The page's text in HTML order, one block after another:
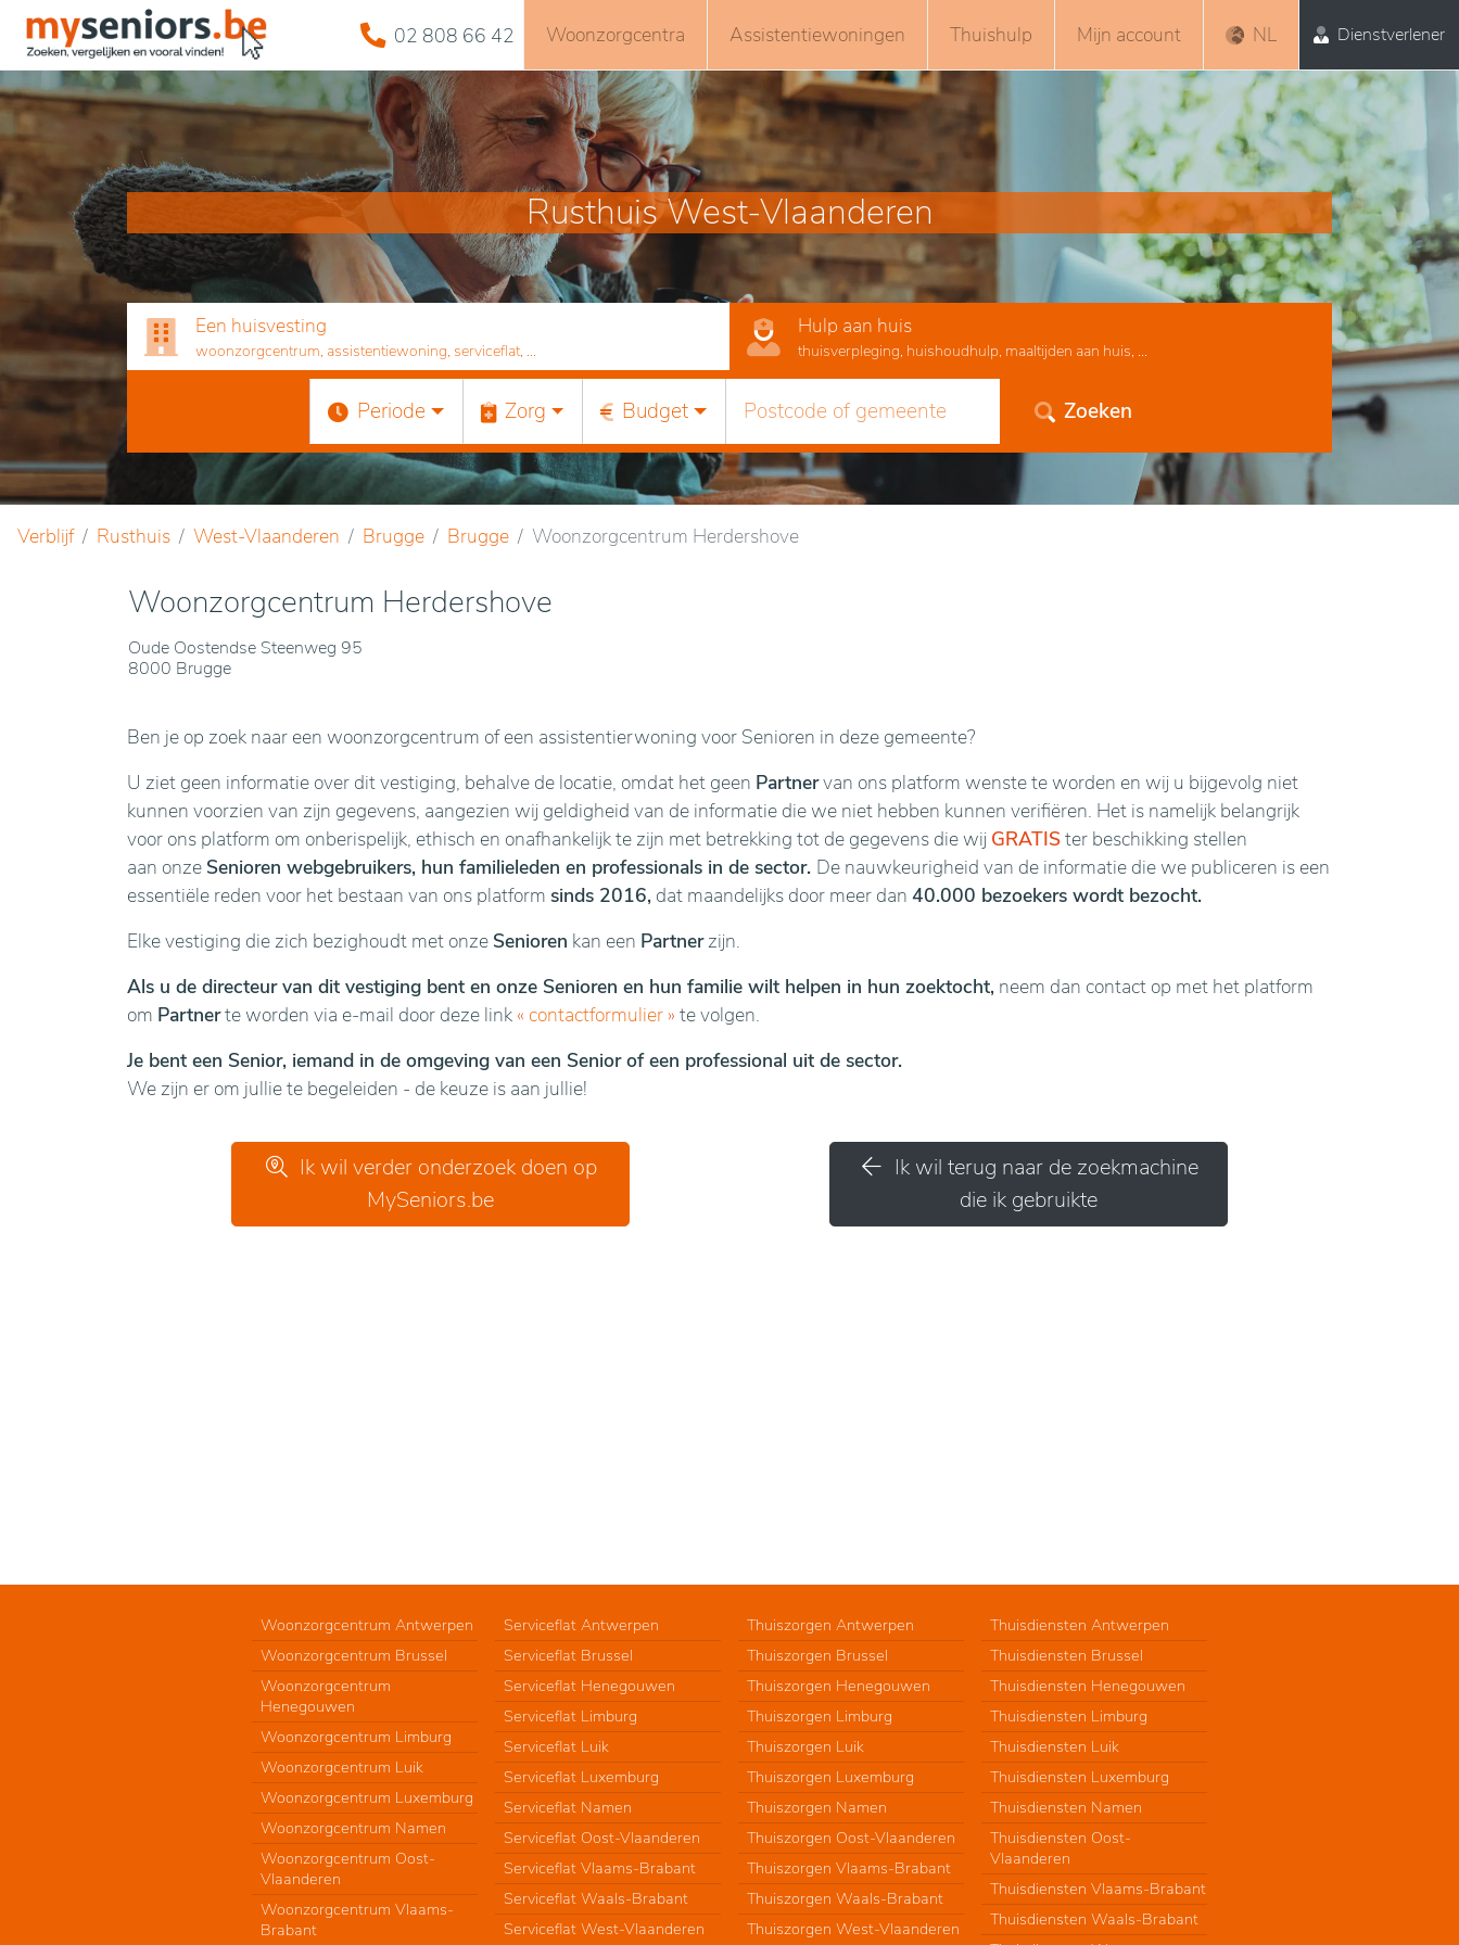
02 808 66 42 Woonzorgcentra Assistentiewoningen Thuishulp Mijn account NL Dienstverlener
Rusthuis West-Vlaanderen
Een huisvesting
woonzorgcentrum, assistentiewoning, serviceflat, ...
Hulp aan huis
thuisverpleging, huishoudhulp, maaltijden aan huis, ...
Periode Zorg Budget Zoeken
Verblijf Rusthuis West-Vlaanderen Brugge Brugge Woonzorgcentrum Herdershove
Woonzorgcentrum Herdershove
Oude Oostendse Steenweg 95
8000 Brugge
Ben je op zoek naar een woonzorgcentrum of een assistentierwoning voor Senioren in deze gemeente?
U ziet geen informatie over dit vestiging, behalve de locatie, omdat het geen Partnervan ons platform wenste te worden en wij u bijgevolg niet
kunnen voorzien van zijn gegevens, aangezien wij geldigheid van de informatie die we niet hebben kunnen verifiëren. Het is namelijk belangrijk
voor ons platform om onberispelijk, ethisch en onafhankelijk te zijn met betrekking tot de gegevens die wij GRATISter beschikking stellen
aan onze Senioren webgebruikers, hun familieleden en professionals in de sector. De nauwkeurigheid van de informatie die we publiceren is een
essentiële reden voor het bestaan van ons platform sinds 2016, dat maandelijks door meer dan 40.000 bezoekers wordt bezocht.
Elke vestiging die zich bezighoudt met onze Senioren kan een Partnerzijn.
Als u de directeur van dit vestiging bent en onze Senioren en hun familie wilt helpen in hun zoektocht, neem dan contact op met het platform
om Partnerte worden via e-mail door deze link « contactformulier » te volgen.
Je bent een Senior, iemand in de omgeving van een Senior of een professional uit de sector.
We zijn er om jullie te begeleiden - de keuze is aan jullie!
Ik wil verder onderzoek doen op
MySeniors.be
Ik wil terug naar de zoekmachine
die ik gebruikte
Woonzorgcentrum Antwerpen
Woonzorgcentrum Brussel
Woonzorgcentrum
Henegouwen
Woonzorgcentrum Limburg
Woonzorgcentrum Luik
Woonzorgcentrum Luxemburg
Woonzorgcentrum Namen
Woonzorgcentrum Oost-
Vlaanderen
Woonzorgcentrum Vlaams-
Brabant
Serviceflat Antwerpen
Serviceflat Brussel
Serviceflat Henegouwen
Serviceflat Limburg
Serviceflat Luik
Serviceflat Luxemburg
Serviceflat Namen
Serviceflat Oost-Vlaanderen
Serviceflat Vlaams-Brabant
Serviceflat Waals-Brabant
Serviceflat West-Vlaanderen
Thuiszorgen Antwerpen
Thuiszorgen Brussel
Thuiszorgen Henegouwen
Thuiszorgen Limburg
Thuiszorgen Luik
Thuiszorgen Luxemburg
Thuiszorgen Namen
Thuiszorgen Oost-Vlaanderen
Thuiszorgen Vlaams-Brabant
Thuiszorgen Waals-Brabant
Thuiszorgen West-Vlaanderen
Thuisdiensten Antwerpen
Thuisdiensten Brussel
Thuisdiensten Henegouwen
Thuisdiensten Limburg
Thuisdiensten Luik
Thuisdiensten Luxemburg
Thuisdiensten Namen
Thuisdiensten Oost-
Vlaanderen
Thuisdiensten Vlaams-Brabant
Thuisdiensten Waals-Brabant